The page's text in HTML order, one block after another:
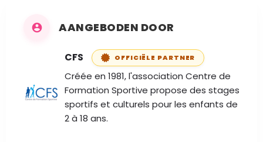
AANGEBODEN DOOR
CFS OFFICIËLE PARTNER
Créée en 1981, l'association Centre de
Formation Sportive propose des stages
sportifs et culturels pour les enfants de
2 à 18 ans.